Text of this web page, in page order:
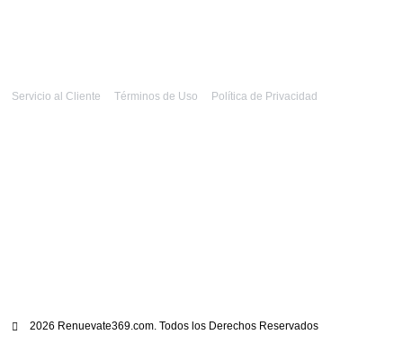
2026 Renuevate369.com. Todos los Derechos Reservados
Servicio al Cliente Términos de Uso Política de Privacidad